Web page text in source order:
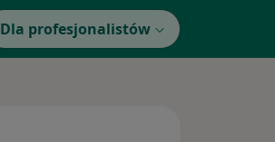
Dla profesjonalistów